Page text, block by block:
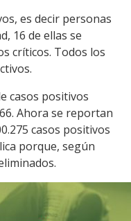
es decir personas
16 de ellas se
críticos. Todos los
casos positivos
Ahora se reportan
casos positivos
porque, según